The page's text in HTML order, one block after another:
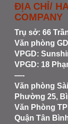
ĐỊA CHỈ/
COMPANY
Trụ sở: 66
Văn phòng
VPGD:
VPGD: 18
—-
Văn phòng
Phường 25,
Văn Phòng
Quận Tân